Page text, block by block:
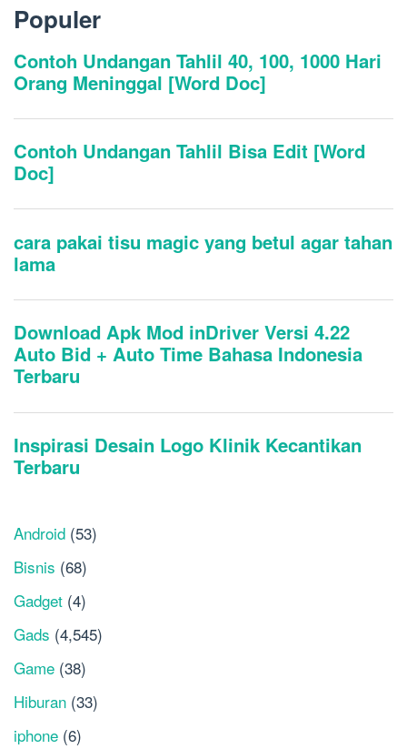
Populer
Android (53)
Bisnis (68)
Gadget (4)
Gads (4,545)
Game (38)
Hiburan (33)
iphone (6)